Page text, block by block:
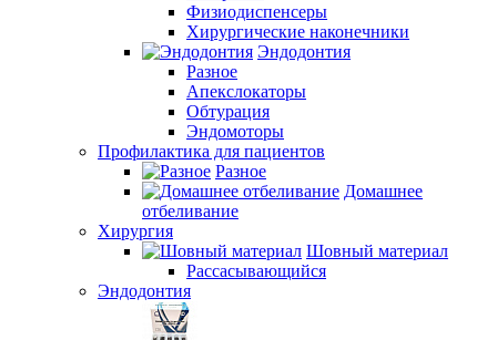
Физиодиспенсеры
Хирургические наконечники
Эндодонтия
Разное
Апекслокаторы
Обтурация
Эндомоторы
Профилактика для пациентов
Разное
Домашнее
отбеливание
Хирургия
Шовный материал
Рассасывающийся
Эндодонтия